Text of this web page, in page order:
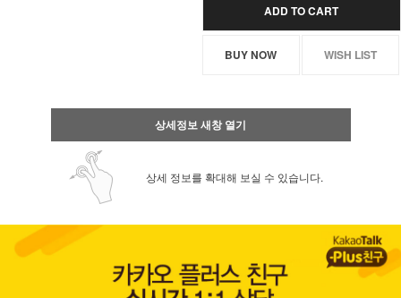
ADD TO CART
BUY NOW WISH LIST
상세정보 새창 열기
상세 정보를 확대해 보실 수 있습니다.